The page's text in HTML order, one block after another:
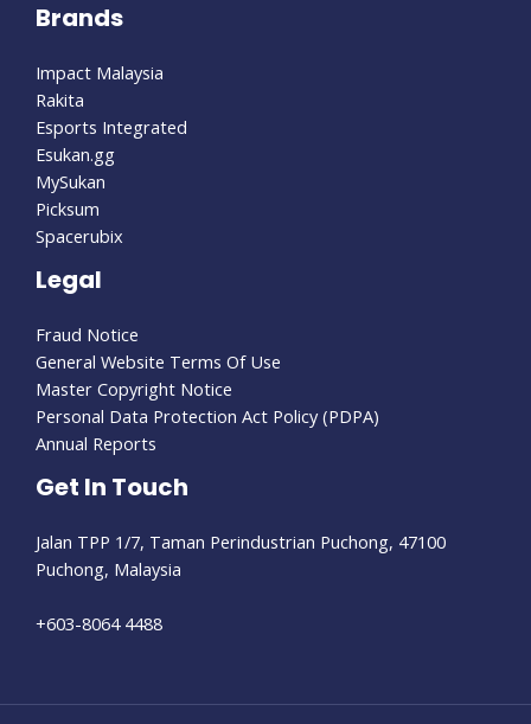
Brands
Impact Malaysia
Rakita
Esports Integrated
Esukan.gg
MySukan
Picksum
Spacerubix
Legal
Fraud Notice
General Website Terms Of Use
Master Copyright Notice
Personal Data Protection Act Policy (PDPA)
Annual Reports
Get In Touch
Jalan TPP 1/7, Taman Perindustrian Puchong, 47100
Puchong, Malaysia
+603-8064 4488